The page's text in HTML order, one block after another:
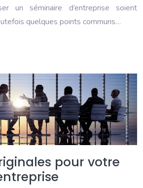
un séminaire d’entreprise soient
quelques points communs…
pour votre